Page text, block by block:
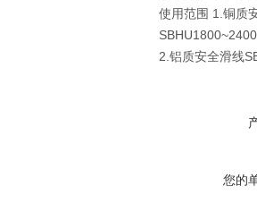
使用范围 1.铜质
SBHU1800~2400
2.铝质安全滑线
您的